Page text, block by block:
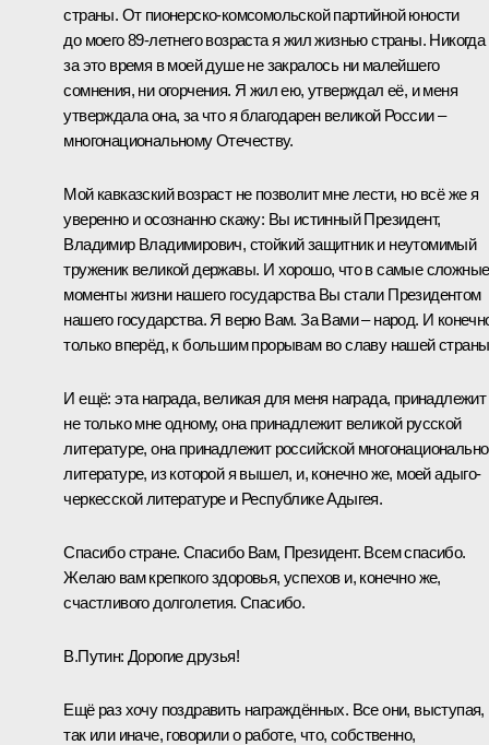
страны. От пионерско-комсомольской партийной юности
до моего 89-летнего возраста я жил жизнью страны. Никогда
за это время в моей душе не закралось ни малейшего
сомнения, ни огорчения. Я жил ею, утверждал её, и меня
утверждала она, за что я благодарен великой России –
многонациональному Отечеству.
Мой кавказский возраст не позволит мне лести, но всё же я
уверенно и осознанно скажу: Вы истинный Президент,
Владимир Владимирович, стойкий защитник и неутомимый
труженик великой державы. И хорошо, что в самые сложные
моменты жизни нашего государства Вы стали Президентом
нашего государства. Я верю Вам. За Вами – народ. И
только вперёд, к большим прорывам во славу нашей
И ещё: эта награда, великая для меня награда, принадлежит
не только мне одному, она принадлежит великой русской
литературе, она принадлежит российской
литературе, из которой я вышел, и, конечно же, моей адыго-
черкесской литературе и Республике Адыгея.
Спасибо стране. Спасибо Вам, Президент. Всем спасибо.
Желаю вам крепкого здоровья, успехов и, конечно же,
счастливого долголетия. Спасибо.
В.Путин: Дорогие друзья!
Ещё раз хочу поздравить награждённых. Все они, выступая,
так или иначе, говорили о работе, что, собственно,